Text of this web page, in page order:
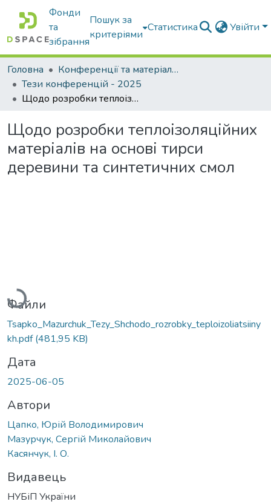
Фонди
та
зібрання
Пошук за
критеріями
Статистика Увійти
Головна
Конференції та матеріали конференцій
Тези конференцій - 2025
Щодо розробки теплоізоляційних матеріалів на основі тирси деревини та синтетичних смол
Щодо розробки теплоізоляційних
матеріалів на основі тирси
деревини та синтетичних смол
Вантажиться...
Файли
Tsapko_Mazurchuk_Tezy_Shchodo_rozrobky_teploizoliatsiiny
kh.pdf(481,95 KB)
Дата
2025-06-05
Автори
Цапко, Юрій Володимирович
Мазурчук, Сергій Миколайович
Касянчук, І. О.
Видавець
НУБіП України